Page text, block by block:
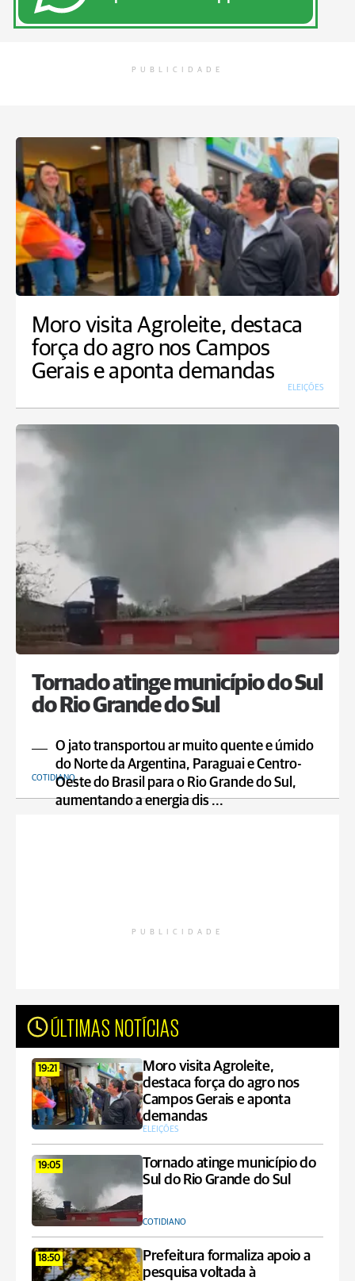
PUBLICIDADE
Moro visita Agroleite, destaca
força do agro nos Campos
Gerais e aponta demandas
ELEIÇÕES
Tornado atinge município do Sul
do Rio Grande do Sul
O jato transportou ar muito quente e úmido
do Norte da Argentina, Paraguai e Centro-
Oeste do Brasil para o Rio Grande do Sul,
aumentando a energia dis ...
COTIDIANO
PUBLICIDADE
ÚLTIMAS NOTÍCIAS
19:21
Moro visita Agroleite,
destaca força do agro nos
Campos Gerais e aponta
demandas
ELEIÇÕES
19:05
Tornado atinge município do
Sul do Rio Grande do Sul
COTIDIANO
18:50
Prefeitura formaliza apoio a
pesquisa voltada à